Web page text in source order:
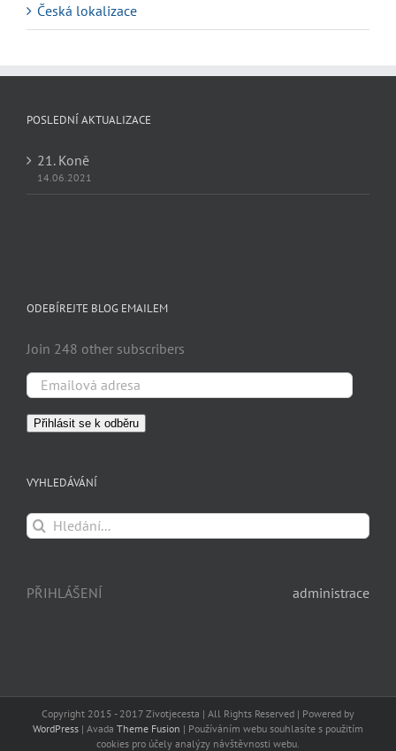
Česká lokalizace
POSLEDNÍ AKTUALIZACE
21. Koně
14.06.2021
ODEBÍREJTE BLOG EMAILEM
Join 248 other subscribers
Emailová
adresa
Přihlásit se k odběru
VYHLEDÁVÁNÍ
Hledat:
PŘIHLÁŠENÍ administrace
Copyright 2015 - 2017 Zivotjecesta | All Rights Reserved | Powered by
WordPress | Avada Theme Fusion | Používáním webu souhlasíte s použitím
cookies pro účely analýzy návštěvnosti webu.